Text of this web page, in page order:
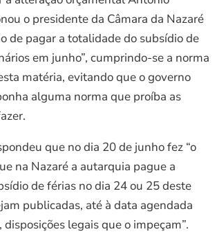
o presidente da Câmara da Nazaré
de pagar a totalidade do subsídio de
em junho”, cumprindo-se a norma
matéria, evitando que o governo
alguma norma que proíba as
que no dia 20 de junho fez “o
na Nazaré a autarquia pague a
de férias no dia 24 ou 25 deste
publicadas, até à data agendada
legais que o impeçam”.